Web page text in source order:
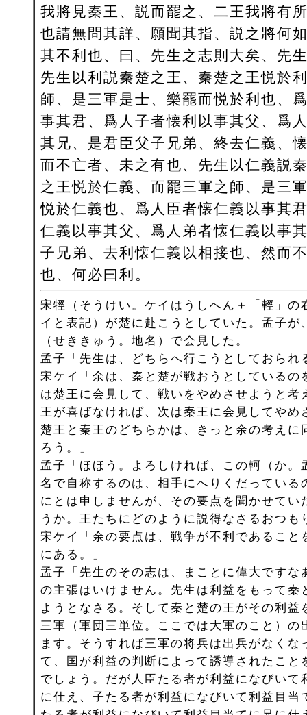
我將見秦王、説而罷之、二王我將有
也請無問其詳、願聞其指、説之將何
其不利也、曰、先生之志則大矣、先
先生以利説秦楚之王、秦楚之王悦於
師、是三軍是士、樂罷而悦於利也、
事其君、爲人子者懐利以事其父、爲
其兄、是君臣父子兄弟、終去仁義、
而不亡者、未之有也、先生以仁義説
之王悦於仁義、而罷三軍之師、是三
悦於仁義也、爲人臣者懐仁義以事其
仁義以事其父、爲人弟者懐仁義以事
子兄弟、去利懐仁義以相接也、然而
也、何必曰利。
宋牼（そうけい。ケイはうしへん＋「輕」の
イと表記）が楚に赴こうとしていた。孟子が
（せききゅう。地名）で会見した。
孟子「先生は、どちらへ行こうとしておられ
宋ケイ「余は、秦と楚が戦おうとしているの
は楚王に会見して、戦いをやめさせようと考
王が喜ばなければ、次は秦王に会見してやめ
楚王と秦王のどちらかは、きっと余の考えに
ろう。」
孟子「ほほう。よろしければ、この軻（か。
名で自称するのは、相手にへりくだっている
にとは申しませんが、その要点を聞かせてい
うか。王たちにどのように説得なさるおつも
宋ケイ「余の要点は、戦争が不利であること
にある。」
孟子「先生のその志は、まことに偉大ですな
の主張はいけません。先生は利益をもって秦
ようとなさる。そして秦と楚の王がその利益
三軍（軍団三単位。ここでは大軍のこと）の
ます。そうすれば三軍の将兵は出兵がなくな
て、国が利益の判断によって誘導されたこと
でしょう。だが人臣たる者が利益になびいて
に仕え、子たる者が利益になびいて利益目当